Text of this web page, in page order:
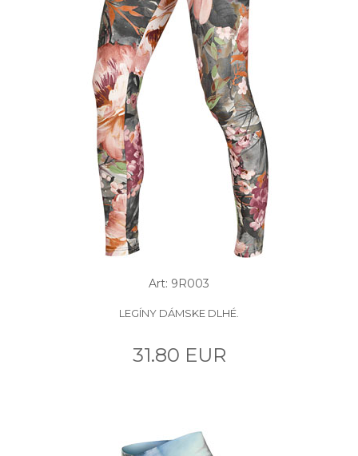
Art: 9R003
LEGÍNY DÁMSKE DLHÉ.
31.80 EUR